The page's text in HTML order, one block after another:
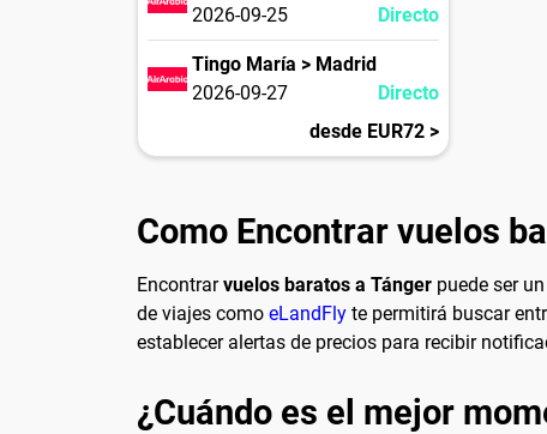
2026-09-25
Directo
Tingo María > Madrid
2026-09-27
Directo
desde EUR72 >
Como Encontrar vuelos
Encontrarvuelos baratos a Tánger puede ser
de viajes como eLandFly te permitirá buscar
establecer alertas de precios para recibir
¿Cuándo es el mejor